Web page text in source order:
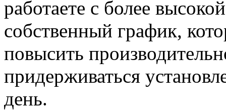
работаете с более
собственный график,
повысить
придерживаться
день.